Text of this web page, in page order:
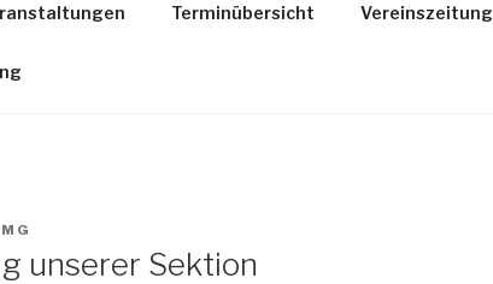
Terminübersicht Vereinszeitung
MG
unserer Sektion